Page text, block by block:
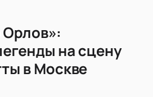
на сцену
в Москве